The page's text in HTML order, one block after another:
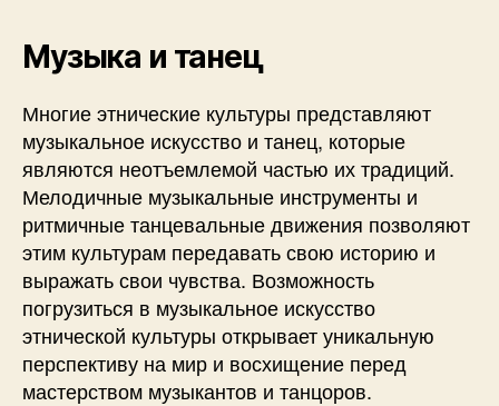
Музыка и танец
Многие этнические культуры представляют
музыкальное искусство и танец, которые
являются неотъемлемой частью их традиций.
Мелодичные музыкальные инструменты и
ритмичные танцевальные движения позволяют
этим культурам передавать свою историю и
выражать свои чувства. Возможность
погрузиться в музыкальное искусство
этнической культуры открывает уникальную
перспективу на мир и восхищение перед
мастерством музыкантов и танцоров.